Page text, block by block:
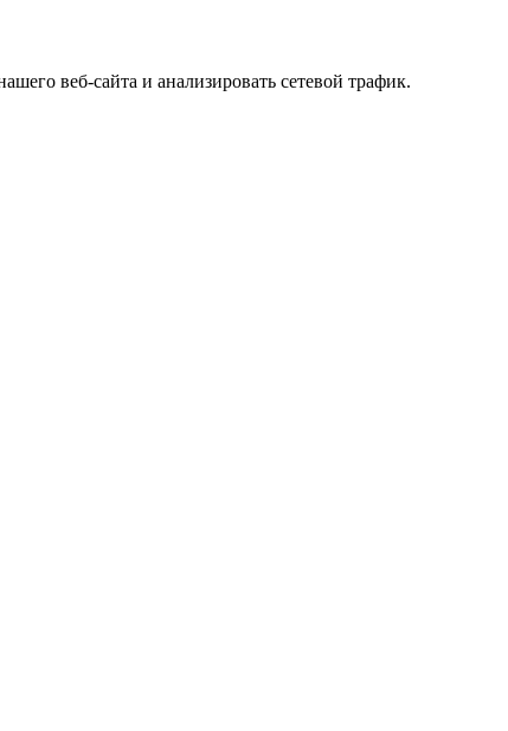
веб-сайта и анализировать сетевой трафик.